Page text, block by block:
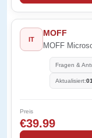
IT
MOFF
MOFF
Fragen &
Aktualisiert:
Preis
€39.99